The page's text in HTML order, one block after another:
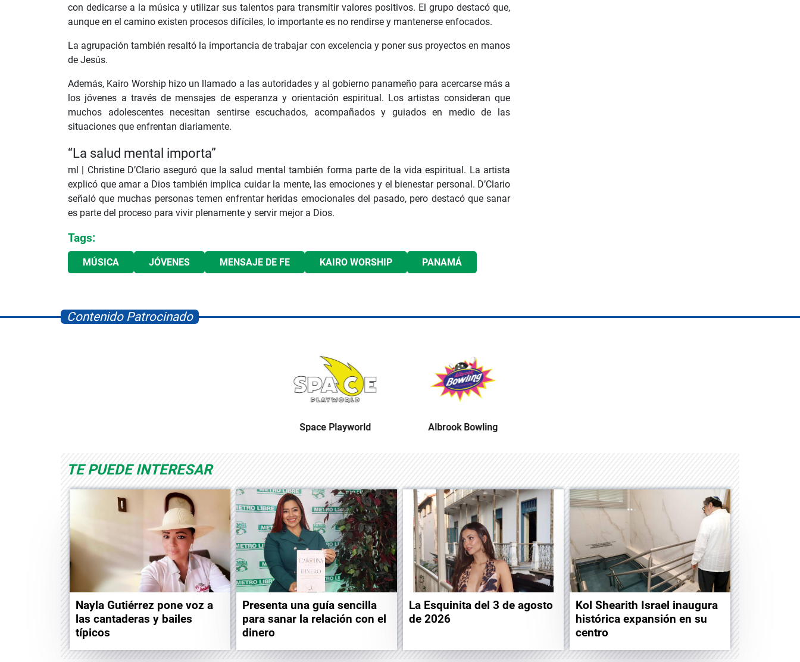
con dedicarse a la música y utilizar sus talentos para transmitir valores positivos. El grupo destacó que,
aunque en el camino existen procesos difíciles, lo importante es no rendirse y mantenerse enfocados.
La agrupación también resaltó la importancia de trabajar con excelencia y poner sus proyectos en manos
de Jesús.
Además, Kairo Worship hizo un llamado a las autoridades y al gobierno panameño para acercarse más a
los jóvenes a través de mensajes de esperanza y orientación espiritual. Los artistas consideran que
muchos adolescentes necesitan sentirse escuchados, acompañados y guiados en medio de las
situaciones que enfrentan diariamente.
“La salud mental importa”
ml | Christine D’Clario aseguró que la salud mental también forma parte de la vida espiritual. La artista
explicó que amar a Dios también implica cuidar la mente, las emociones y el bienestar personal. D’Clario
señaló que muchas personas temen enfrentar heridas emocionales del pasado, pero destacó que sanar
es parte del proceso para vivir plenamente y servir mejor a Dios.
Tags:
MÚSICA JÓVENES MENSAJE DE FE KAIRO WORSHIP PANAMÁ
Contenido Patrocinado
Albrook Bowling Space Playworld
TE PUEDE INTERESAR
Nayla Gutiérrez pone voz a
las cantaderas y bailes
típicos
Presenta una guía sencilla
para sanar la relación con el
dinero
La Esquinita del 3 de agosto
de 2026
Kol Shearith Israel inaugura
histórica expansión en su
centro